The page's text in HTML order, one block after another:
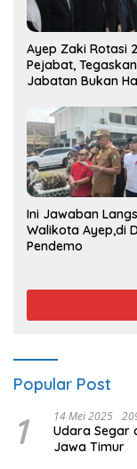
Ayep Zaki Rotasi
Pejabat, Tegaskan
Jabatan Bukan
Ini Jawaban
Walikota Ayep,di
Pendemo
Popular Post
1 14 Mei 2025
Udara Segar
Jawa Timur